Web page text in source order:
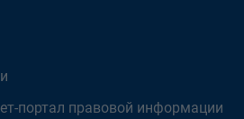
портал правовой информации